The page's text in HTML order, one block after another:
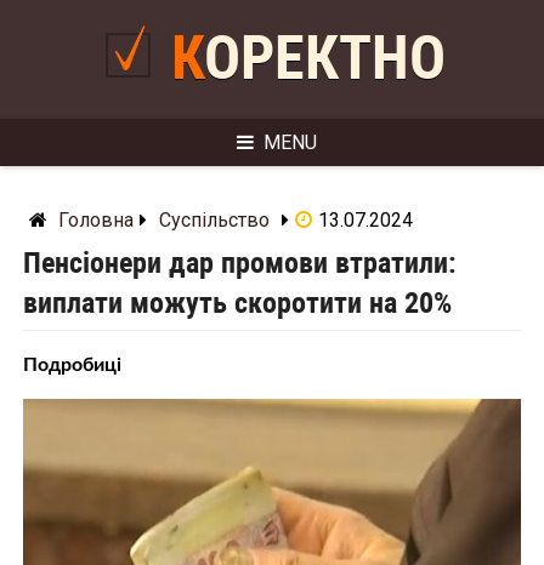
КОРЕКТНО
MENU
Головна Суспільство 13.07.2024
Пенсіонери дар промови втратили:
виплати можуть скоротити на 20%
Подробиці